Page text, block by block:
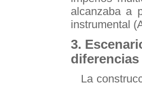
alcanzaba a
instrumental
3.
diferencias
La